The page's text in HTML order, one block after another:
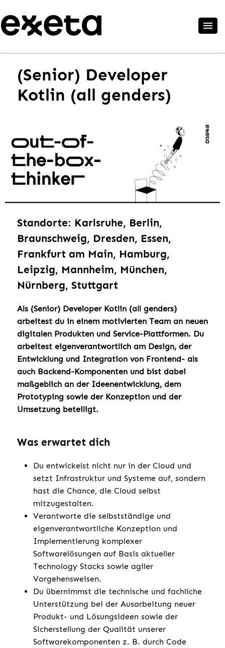
(Senior) Developer
Kotlin (all genders)
Standorte: Karlsruhe, Berlin,
Braunschweig, Dresden, Essen,
Frankfurt am Main, Hamburg,
Leipzig, Mannheim, München,
Nürnberg, Stuttgart
Als (Senior) Developer Kotlin (all genders)
arbeitest du in einem motivierten Team an neuen
digitalen Produkten und Service-Plattformen. Du
arbeitest eigenverantwortlich am Design, der
Entwicklung und Integration von Frontend- als
auch Backend-Komponenten und bist dabei
maßgeblich an der Ideenentwicklung, dem
Prototyping sowie der Konzeption und der
Umsetzung beteiligt.
Was erwartet dich
Du entwickelst nicht nur in der Cloud und
setzt Infrastruktur und Systeme auf, sondern
hast die Chance, die Cloud selbst
mitzugestalten.
Verantworte die selbstständige und
eigenverantwortliche Konzeption und
Implementierung komplexer
Softwarelösungen auf Basis aktueller
Technology Stacks sowie agiler
Vorgehensweisen.
Du übernimmst die technische und fachliche
Unterstützung bei der Ausarbeitung neuer
Produkt- und Lösungsideen sowie der
Sicherstellung der Qualität unserer
Softwarekomponenten z. B. durch Code